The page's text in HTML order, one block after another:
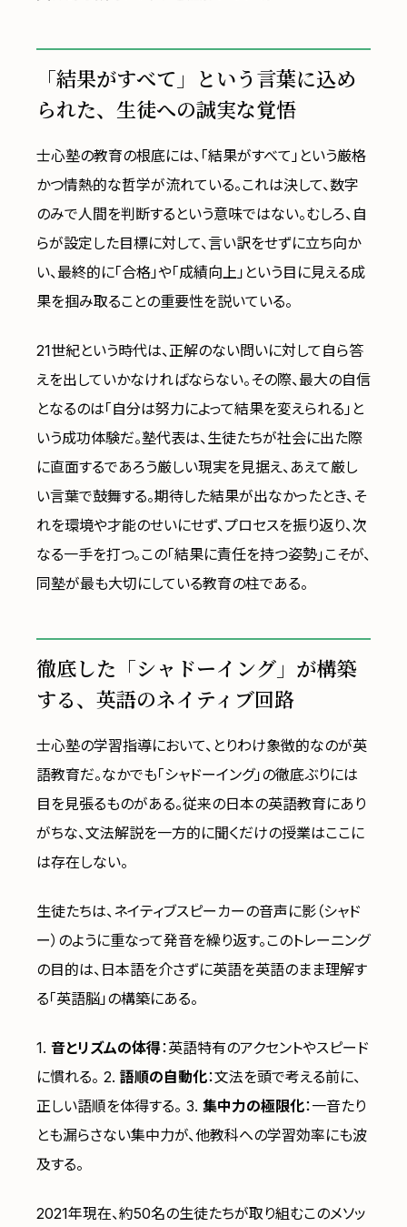
「結果がすべて」という言葉に込め
られた、生徒への誠実な覚悟
士心塾の教育の根底には、「結果がすべて」という厳格
かつ情熱的な哲学が流れている。これは決して、数字
のみで人間を判断するという意味ではない。むしろ、自
らが設定した目標に対して、言い訳をせずに立ち向か
い、最終的に「合格」や「成績向上」という目に見える成
果を掴み取ることの重要性を説いている。
21世紀という時代は、正解のない問いに対して自ら答
えを出していかなければならない。その際、最大の自信
となるのは「自分は努力によって結果を変えられる」と
いう成功体験だ。塾代表は、生徒たちが社会に出た際
に直面するであろう厳しい現実を見据え、あえて厳し
い言葉で鼓舞する。期待した結果が出なかったとき、そ
れを環境や才能のせいにせず、プロセスを振り返り、次
なる一手を打つ。この「結果に責任を持つ姿勢」こそが、
同塾が最も大切にしている教育の柱である。
徹底した「シャドーイング」が構築
する、英語のネイティブ回路
士心塾の学習指導において、とりわけ象徴的なのが英
語教育だ。なかでも「シャドーイング」の徹底ぶりには
目を見張るものがある。従来の日本の英語教育にあり
がちな、文法解説を一方的に聞くだけの授業はここに
は存在しない。
生徒たちは、ネイティブスピーカーの音声に影（シャド
ー）のように重なって発音を繰り返す。このトレーニング
の目的は、日本語を介さずに英語を英語のまま理解す
る「英語脳」の構築にある。
1. 音とリズムの体得：英語特有のアクセントやスピード
に慣れる。 2. 語順の自動化：文法を頭で考える前に、
正しい語順を体得する。 3. 集中力の極限化：一音たり
とも漏らさない集中力が、他教科への学習効率にも波
及する。
2021年現在、約50名の生徒たちが取り組むこのメソッ